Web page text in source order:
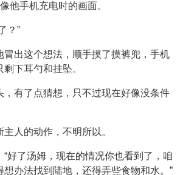
他手机充电时的画面。
？”
冒出这个想法，顺手摸了摸裤兜，手机
下耳勺和挂坠。
，有了点猜想，只不过现在好像没条件
人的动作，不明所以。
“好了汤姆，现在的情况你也看到了，咱
办法找到陆地，还得弄些食物和水。”